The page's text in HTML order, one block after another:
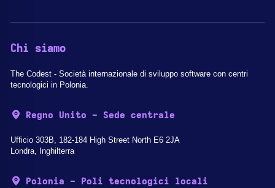
Chi siamo
The Codest - Società internazionale di sviluppo software con centri
tecnologici in Polonia.
Regno Unito - Sede centrale
Ufficio 303B, 182-184 High Street North E6 2JA
Londra, Inghilterra
Polonia - Poli tecnologici locali